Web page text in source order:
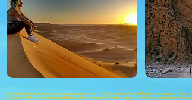
Touren in Marokko , Kulturreisen Marokko; Abenteuerreisen in Marokko, Sahara-Touren; Marokko Wüstentouren;
Wüstenreise; Atlas-Touren; Essaouira Marokko , Events Marokko , Ausflüge Marokko , Fez Marokko , Flugtickets